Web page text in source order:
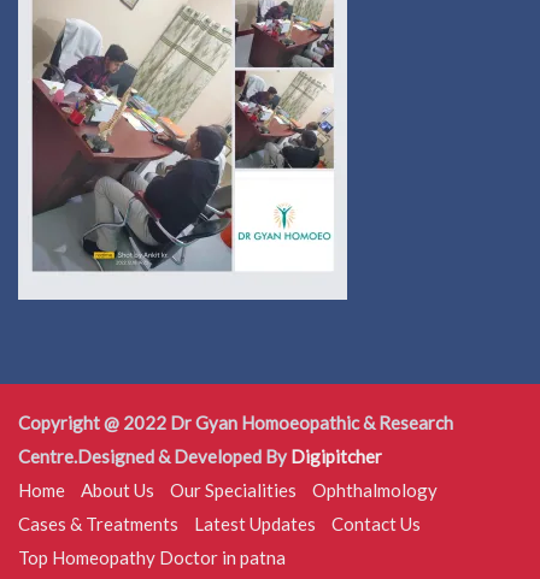
Copyright @ 2022 Dr Gyan Homoeopathic & Research
Centre.Designed & Developed By Digipitcher
Home
About Us Our Specialities
Ophthalmology
Cases & Treatments
Latest Updates
Contact Us
Top Homeopathy Doctor in patna